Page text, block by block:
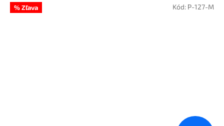
% Zľava Kód: P-127-M